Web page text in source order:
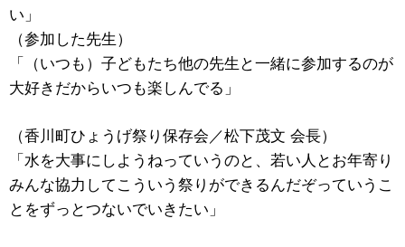
い」
（参加した先生）
「（いつも）子どもたち他の先生と一緒に参加するのが
大好きだからいつも楽しんでる」
（香川町ひょうげ祭り保存会／松下茂文 会長）
「水を大事にしようねっていうのと、若い人とお年寄り
みんな協力してこういう祭りができるんだぞっていうこ
とをずっとつないでいきたい」